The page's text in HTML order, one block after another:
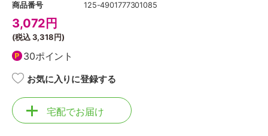
商品番号
125-4901777301085
3,072 円
(税込3,318円)
30ポイント
お気に入りに登録する
宅配でお届け